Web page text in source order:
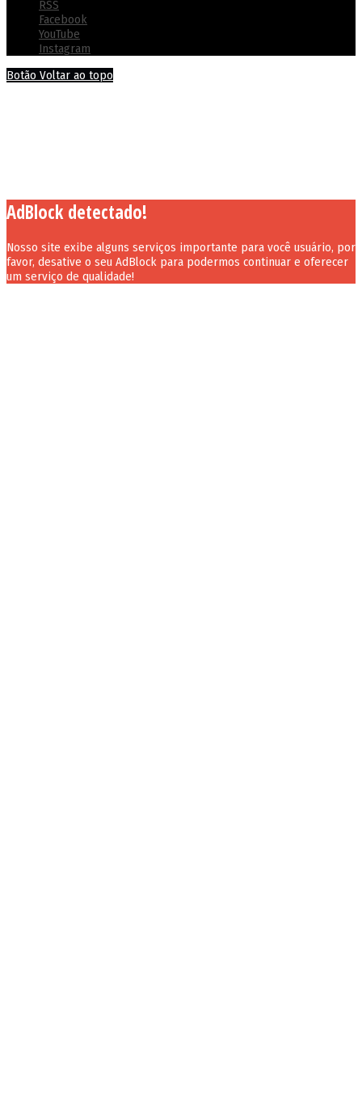
RSS
Facebook
YouTube
Instagram
Botão Voltar ao topo
AdBlock detectado!
Nosso site exibe alguns serviços importante para você usuário, por
favor, desative o seu AdBlock para podermos continuar e oferecer
um serviço de qualidade!